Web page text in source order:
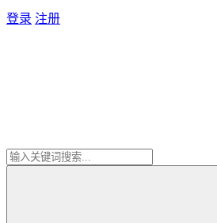
登录 注册